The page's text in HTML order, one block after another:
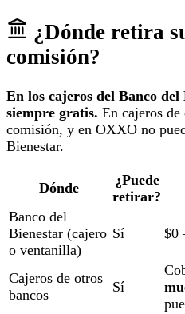
¿Dónde retira
comisión?
En los cajeros del Banco
siempre gratis. En cajeros de
comisión, y en OXXO no
Bienestar.
Dónde
¿Puede
retirar?
Banco del
Bienestar (cajero
o ventanilla)
Sí $0
Cajeros de otros
bancos
Sí